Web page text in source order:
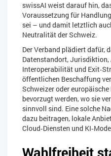
swissAI weist darauf hin,
Voraussetzung für
sei – und damit letztlich
Neutralität der Schweiz.
Der Verband plädiert dafür,
Datenstandort,
Interoperabilität und
öffentlichen Beschaffung
Schweizer oder
bevorzugt werden, wo sie
sinnvoll sind. Eine solche
dazu beitragen, lokale
Cloud‑Diensten und
Wahlfreiheit